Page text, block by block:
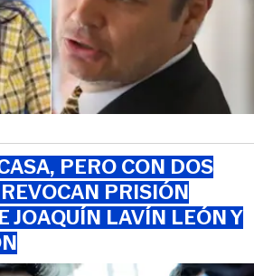
PERO CON DOS
PRISIÓN
JOAQUÍN LAVÍN LEÓN Y